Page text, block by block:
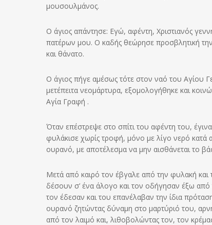
μουσουλμάνος.
Ο άγιος απάντησε: Εγώ, αφέντη, Χριστιανός
πατέρων μου. Ο καδής θεώρησε προσβλητική
και θάνατο.
Ο άγιος πήγε αμέσως τότε στον ναό του Αγίου
μετέπειτα νεομάρτυρα, εξομολογήθηκε και
Αγία Γραφή .
Όταν επέστρεψε στο σπίτι του αφέντη του,
φυλάκισε χωρίς τροφή, μόνο με λίγο νερό κατά
ουρανό, με αποτέλεσμα να μην αισθάνεται το
Μετά από καιρό τον έβγαλε από την φυλακή και
δέσουν σ’ ένα άλογο και τον οδήγησαν έξω από
τον έδεσαν και του επανέλαβαν την ίδια
ουρανό ζητώντας δύναμη στο μαρτύριό του,
από τον λαιμό και, λιθοβολώντας τον, τον